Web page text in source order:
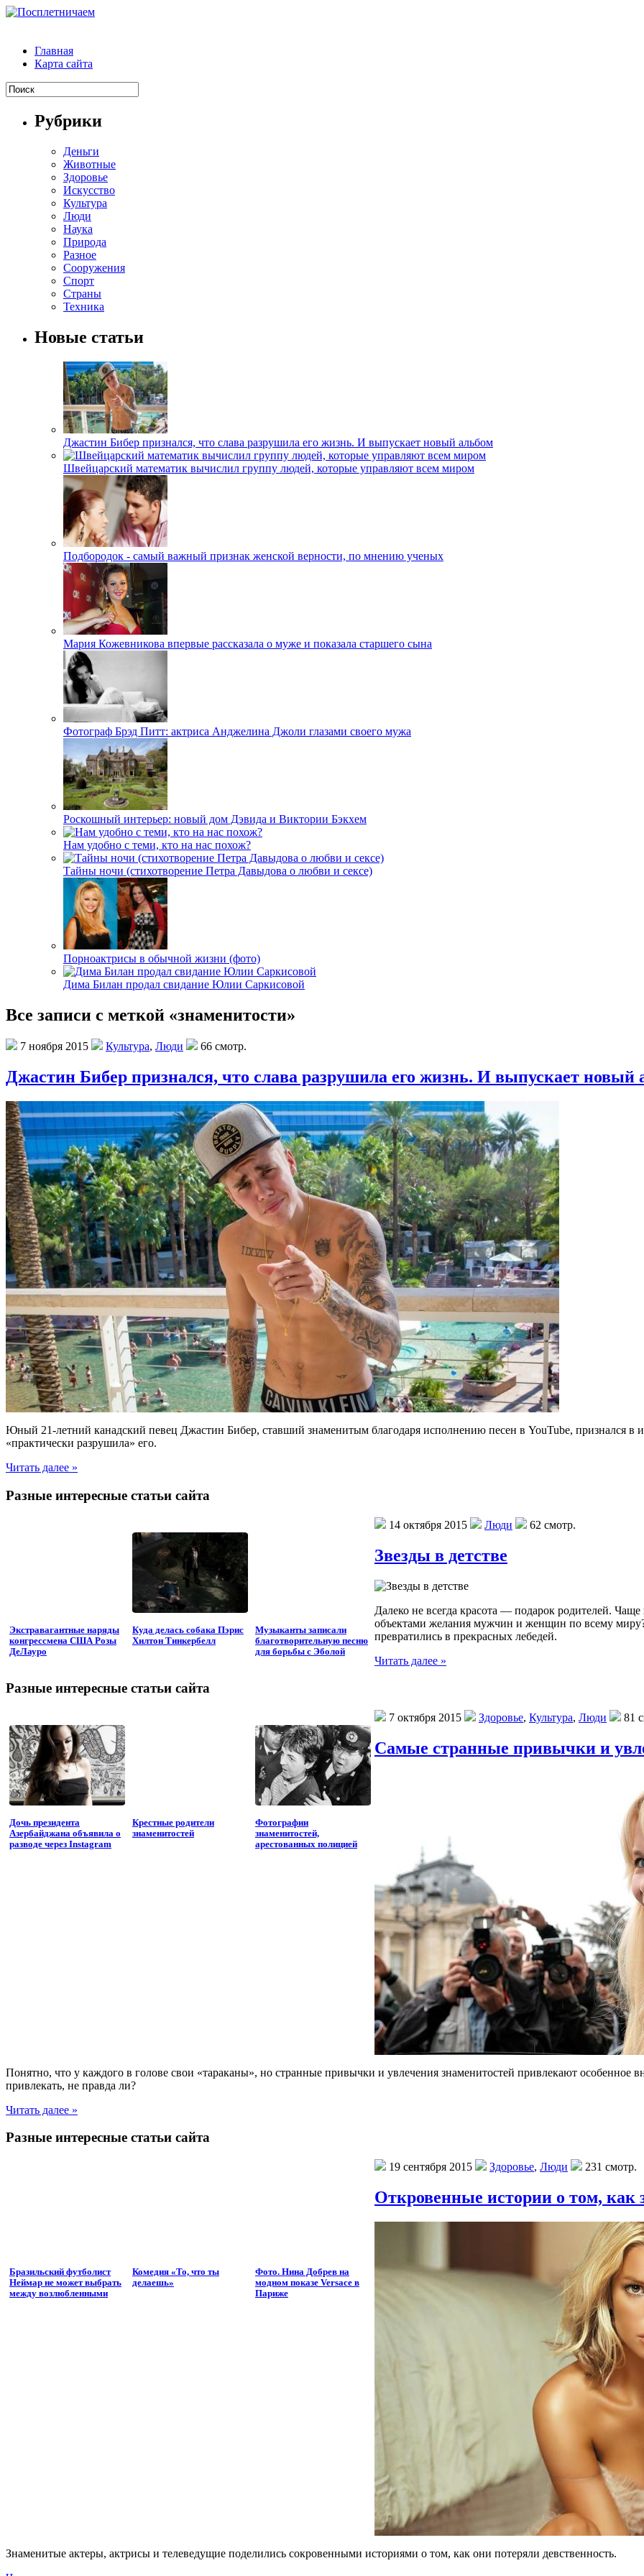
Главная
Карта сайта
Рубрики
Деньги
Животные
Здоровье
Искусство
Культура
Люди
Наука
Природа
Разное
Сооружения
Спорт
Страны
Техника
Новые статьи
Джастин Бибер признался, что слава разрушила его жизнь. И выпускает новый альбом
Швейцарский математик вычислил группу людей, которые управляют всем миром
Подбородок - самый важный признак женской верности, по мнению ученых
Мария Кожевникова впервые рассказала о муже и показала старшего сына
Фотограф Брэд Питт: актриса Анджелина Джоли глазами своего мужа
Роскошный интерьер: новый дом Дэвида и Виктории Бэкхем
Нам удобно с теми, кто на нас похож?
Тайны ночи (стихотворение Петра Давыдова о любви и сексе)
Порноактрисы в обычной жизни (фото)
Дима Билан продал свидание Юлии Саркисовой
Все записи с меткой «знаменитости»
7 ноября 2015 Культура, Люди 66 смотр.
Джастин Бибер признался, что слава разрушила его жизнь. И выпускает новый
Юный 21-летний канадский певец Джастин Бибер, ставший знаменитым благодаря исполнению песен в YouTube, признался в
«практически разрушила» его.
Читать далее »
Разные интересные статьи сайта
Экстравагантные наряды
конгрессмена США Розы
ДеЛауро
Куда делась собака Пэрис
Хилтон Тинкербелл
Музыканты записали
благотворительную песню
для борьбы с Эболой
14 октября 2015 Люди 62 смотр.
Звезды в детстве
Далеко не всегда красота — подарок родителей.
объектами желания мужчин и женщин по всему миру?
превратились в прекрасных лебедей.
Читать далее »
Разные интересные статьи сайта
Дочь президента
Азербайджана объявила о
разводе через Instagram
Крестные родители
знаменитостей
Фотографии
знаменитостей,
арестованных полицией
7 октября 2015 Здоровье, Культура, Люди 81
Самые странные привычки и
Понятно, что у каждого в голове свои «тараканы», но странные привычки и увлечения знаменитостей привлекают
привлекать, не правда ли?
Читать далее »
Разные интересные статьи сайта
Бразильский футболист
Неймар не может выбрать
между возлюбленными
Комедия «То, что ты
делаешь»
Фото. Нина Добрев на
модном показе Versace в
Париже
19 сентября 2015 Здоровье, Люди 231 смотр.
Откровенные истории о том, как
Знаменитые актеры, актрисы и телеведущие поделились сокровенными историями о том, как они потеряли девственность.